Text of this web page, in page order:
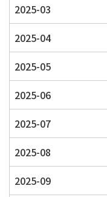
2025-03
2025-04
2025-05
2025-06
2025-07
2025-08
2025-09